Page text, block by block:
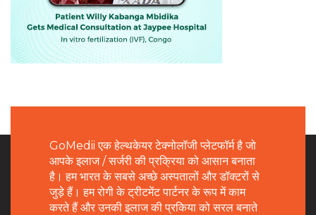
GoMedii एक हेल्थकेयर टेक्नोलॉजी प्लेटफॉर्म है जो
आपके इलाज / सर्जरी की प्रक्रिया को आसान बनाता
है। हम भारत के सबसे अच्छे अस्पतालों और डॉक्टरों से
जुड़े हैं। हम रोगी के ट्रीटमेंट पार्टनर के रूप में काम
करते हैं और उनकी इलाज की प्रकिया को सरल बनाते